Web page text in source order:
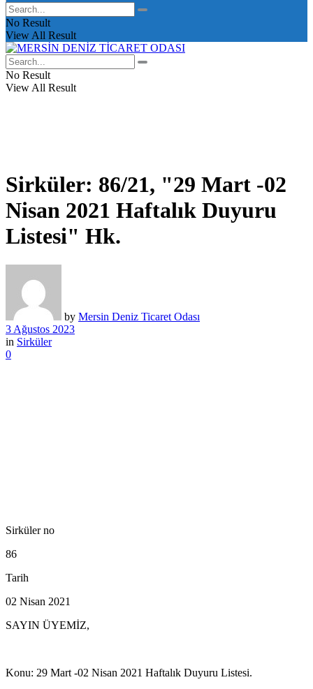
No Result
View All Result
No Result
View All Result
Sirküler: 86/21, "29 Mart -02
Nisan 2021 Haftalık Duyuru
Listesi" Hk.
by Mersin Deniz Ticaret Odası
3 Ağustos 2023
in Sirküler
0
Sirküler no
86
Tarih
02 Nisan 2021
SAYIN ÜYEMİZ,
Konu: 29 Mart -02 Nisan 2021 Haftalık Duyuru Listesi.